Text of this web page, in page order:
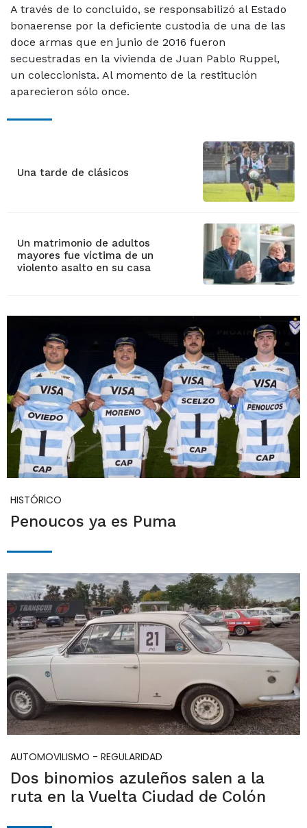
A través de lo concluido, se responsabilizó al Estado
bonaerense por la deficiente custodia de una de las
doce armas que en junio de 2016 fueron
secuestradas en la vivienda de Juan Pablo Ruppel,
un coleccionista. Al momento de la restitución
aparecieron sólo once.
Una tarde de clásicos
Un matrimonio de adultos
mayores fue víctima de un
violento asalto en su casa
HISTÓRICO
Penoucos ya es Puma
AUTOMOVILISMO - REGULARIDAD
Dos binomios azuleños salen a la
ruta en la Vuelta Ciudad de Colón